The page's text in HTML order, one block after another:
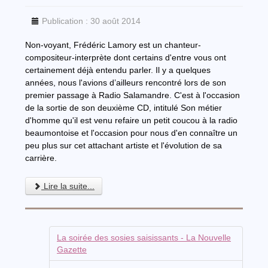
Publication : 30 août 2014
Non-voyant, Frédéric Lamory est un chanteur-
compositeur-interprète dont certains d'entre vous ont
certainement déjà entendu parler. Il y a quelques
années, nous l'avions d’ailleurs rencontré lors de son
premier passage à Radio Salamandre. C'est à l'occasion
de la sortie de son deuxième CD, intitulé Son métier
d'homme qu'il est venu refaire un petit coucou à la radio
beaumontoise et l'occasion pour nous d'en connaître un
peu plus sur cet attachant artiste et l'évolution de sa
carrière.
Lire la suite...
La soirée des sosies saisissants - La Nouvelle
Gazette